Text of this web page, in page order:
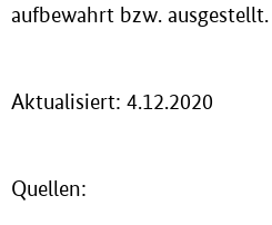
aufbewahrt bzw. ausgestellt.
Aktualisiert: 4.12.2020
Quellen: